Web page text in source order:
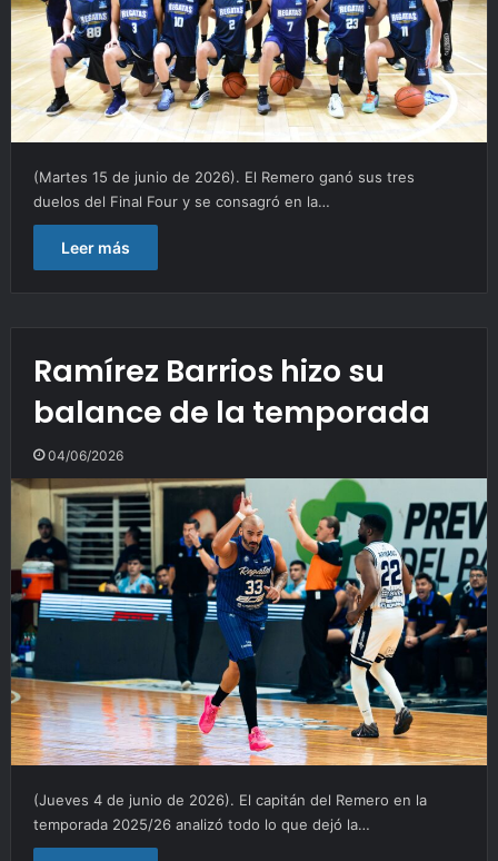
(Martes 15 de junio de 2026). El Remero ganó sus tres
duelos del Final Four y se consagró en la…
Leer más
Ramírez Barrios hizo su
balance de la temporada
04/06/2026
(Jueves 4 de junio de 2026). El capitán del Remero en la
temporada 2025/26 analizó todo lo que dejó la…